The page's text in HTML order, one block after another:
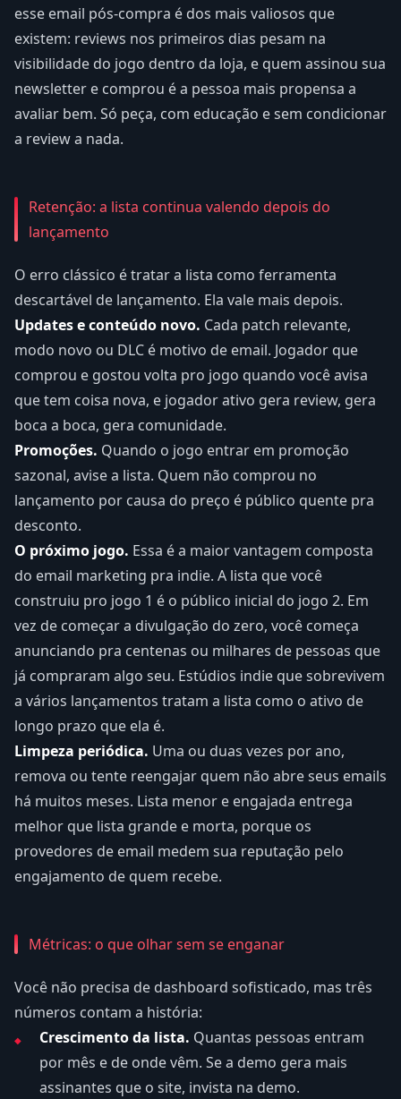
esse email pós-compra é dos mais valiosos que
existem: reviews nos primeiros dias pesam na
visibilidade do jogo dentro da loja, e quem assinou sua
newsletter e comprou é a pessoa mais propensa a
avaliar bem. Só peça, com educação e sem condicionar
a review a nada.
Retenção: a lista continua valendo depois do
lançamento
O erro clássico é tratar a lista como ferramenta
descartável de lançamento. Ela vale mais depois.
Updates e conteúdo novo. Cada patch relevante,
modo novo ou DLC é motivo de email. Jogador que
comprou e gostou volta pro jogo quando você avisa
que tem coisa nova, e jogador ativo gera review, gera
boca a boca, gera comunidade.
Promoções. Quando o jogo entrar em promoção
sazonal, avise a lista. Quem não comprou no
lançamento por causa do preço é público quente pra
desconto.
O próximo jogo. Essa é a maior vantagem composta
do email marketing pra indie. A lista que você
construiu pro jogo 1 é o público inicial do jogo 2. Em
vez de começar a divulgação do zero, você começa
anunciando pra centenas ou milhares de pessoas que
já compraram algo seu. Estúdios indie que sobrevivem
a vários lançamentos tratam a lista como o ativo de
longo prazo que ela é.
Limpeza periódica. Uma ou duas vezes por ano,
remova ou tente reengajar quem não abre seus emails
há muitos meses. Lista menor e engajada entrega
melhor que lista grande e morta, porque os
provedores de email medem sua reputação pelo
engajamento de quem recebe.
Métricas: o que olhar sem se enganar
Você não precisa de dashboard sofisticado, mas três
números contam a história:
Crescimento da lista. Quantas pessoas entram
por mês e de onde vêm. Se a demo gera mais
assinantes que o site, invista na demo.